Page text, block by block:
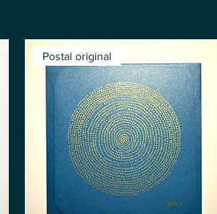
Postal original